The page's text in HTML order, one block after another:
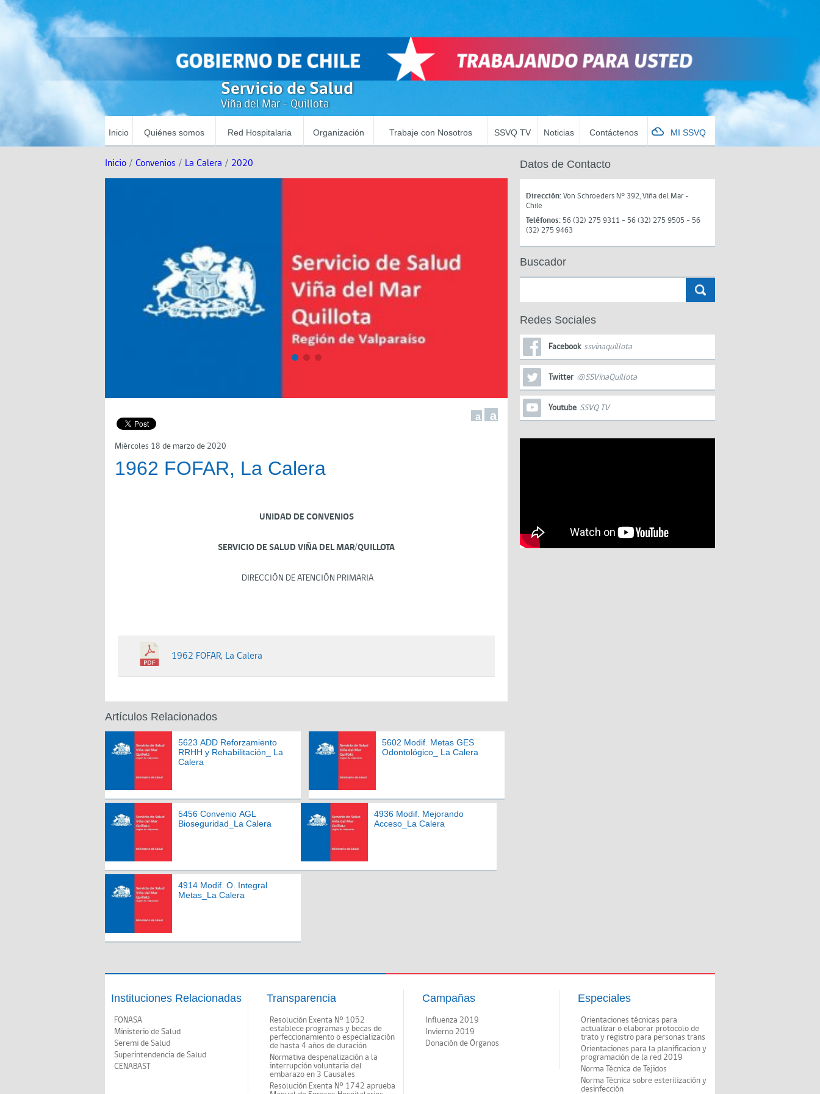
Servicio de Salud
Viña del Mar - Quillota
Inicio Quiénes somos Red Hospitalaria Organización Trabaje con Nosotros SSVQ TV Noticias Contáctenos MI SSVQ
Inicio / Convenios / La Calera / 2020
a a
Miércoles 18 de marzo de 2020
1962 FOFAR, La Calera
UNIDAD DE CONVENIOS
SERVICIO DE SALUD VIÑA DEL MAR/QUILLOTA
DIRECCIÓN DE ATENCIÓN PRIMARIA
1962 FOFAR, La Calera
Artículos Relacionados
5623 ADD Reforzamiento
RRHH y Rehabilitación_ La
Calera
5602 Modif. Metas GES
Odontológico_ La Calera
5456 Convenio AGL
Bioseguridad_La Calera
4936 Modif. Mejorando
Acceso_La Calera
4914 Modif. O. Integral
Metas_La Calera
Datos de Contacto
Dirección:Von Schroeders N° 392, Viña del Mar -
Chile
Teléfonos: 56 (32) 275 9311 - 56 (32) 275 9505 - 56
(32) 275 9463
Buscador
Redes Sociales
Facebook ssvinaquillota
Twitter @SSVinaQuillota
Youtube SSVQ TV
Instituciones Relacionadas
FONASA
Ministerio de Salud
Seremi de Salud
Superintendencia de Salud
CENABAST
Transparencia
Resolución Exenta Nº 1052
establece programas y becas de
perfeccionamiento o especialización
de hasta 4 años de duración
Normativa despenalización a la
interrupción voluntaria del
embarazo en 3 Causales
Resolución Exenta Nº 1742 aprueba
Campañas
Influenza 2019
Invierno 2019
Donación de Órganos
Especiales
Orientaciones técnicas para
actualizar o elaborar protocolo de
trato y registro para personas trans
Orientaciones para la planificacion y
programación de la red 2019
Norma Técnica de Tejidos
Norma Técnica sobre esterilización y
desinfección